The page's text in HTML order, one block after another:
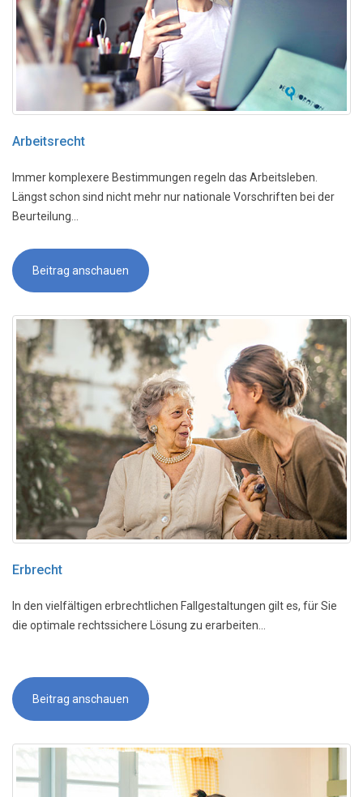
Arbeitsrecht
Immer komplexere Bestimmungen regeln das Arbeitsleben.
Längst schon sind nicht mehr nur nationale Vorschriften bei der
Beurteilung...
Beitrag anschauen
Erbrecht
In den vielfältigen erbrechtlichen Fallgestaltungen gilt es, für Sie
die optimale rechtssichere Lösung zu erarbeiten...
Beitrag anschauen